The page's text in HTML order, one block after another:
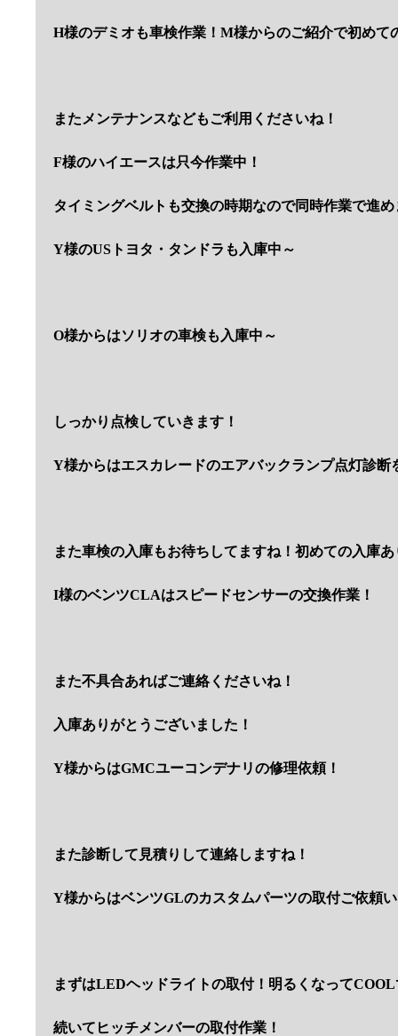
H様のデミオも車検作業！M様からのご紹介で初めて
またメンテナンスなどもご利用くださいね！
F様のハイエースは只今作業中！
タイミングベルトも交換の時期なので同時作業で進
Y様のUSトヨタ・タンドラも入庫中～
O様からはソリオの車検も入庫中～
しっかり点検していきます！
Y様からはエスカレードのエアバックランプ点灯診断
また車検の入庫もお待ちしてますね！初めての入庫
I様のベンツCLAはスピードセンサーの交換作業！
また不具合あればご連絡くださいね！
入庫ありがとうございました！
Y様からはGMCユーコンデナリの修理依頼！
また診断して見積りして連絡しますね！
Y様からはベンツGLのカスタムパーツの取付ご依頼
まずはLEDヘッドライトの取付！明るくなって
続いてヒッチメンバーの取付作業！